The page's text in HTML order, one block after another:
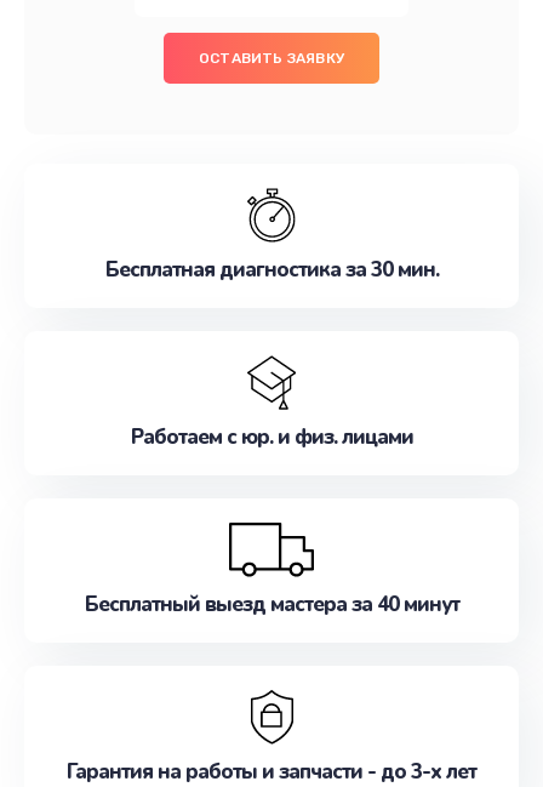
ОСТАВИТЬ ЗАЯВКУ
Бесплатная диагностика за 30 мин.
Работаем с юр. и физ. лицами
Бесплатный выезд мастера за 40 минут
Гарантия на работы и запчасти - до 3-х лет